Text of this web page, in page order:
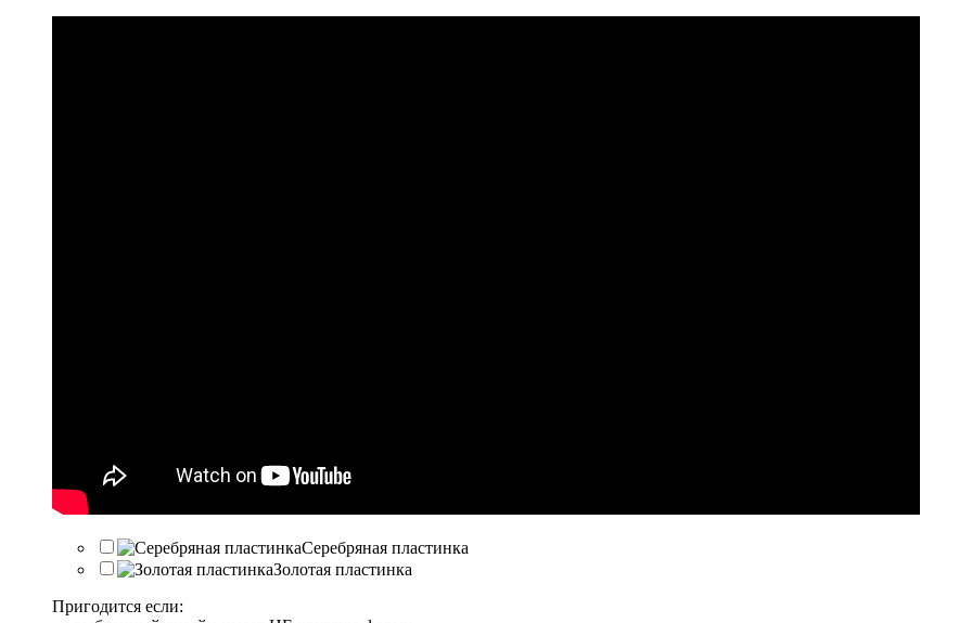
Серебряная пластинка
Золотая пластинка
Пригодится если: